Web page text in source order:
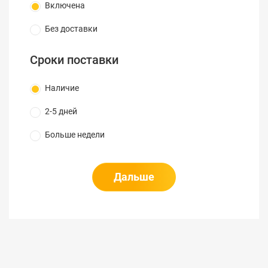
Включена
Без доставки
Сроки поставки
Наличие
2-5 дней
Больше недели
Дальше